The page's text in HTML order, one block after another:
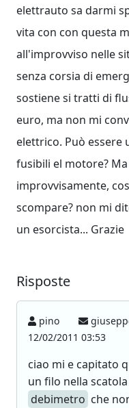
elettrauto sa darmi
vita con con questa
all'improvviso nelle
senza corsia di
sostiene si tratti di
euro, ma non mi
elettrico. Può essere
fusibili el motore?
improvvisamente,
scompare? non mi
un esorcista... Grazie
Risposte
pino
12/02/2011 03:53
ciao mi e capitato
un filo nella scatola
debimetro che